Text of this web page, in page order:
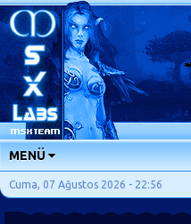
MENÜ
ANA SAYFA
FORUMLAR
Cuma, 07 Ağustos 2026 - 22:56